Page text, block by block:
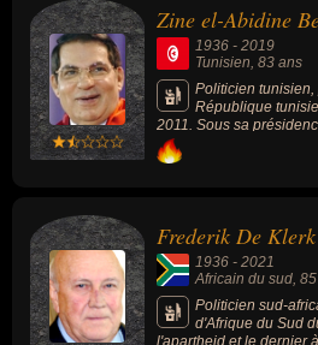
Zine el-Abidine
1936 - 2019
Tunisien , 83 ans
Politicien
République
2011. Sous sa
classée première en
économique en
statut de la femme
renforcé en 1993 avec
obligation d'obéissance
organisations non
médias étrangers
politique en matière de
qualifiant de
Frederik De Klerk
1936 - 2021
Africain du sud,
Politicien sud-
d'Afrique du Sud